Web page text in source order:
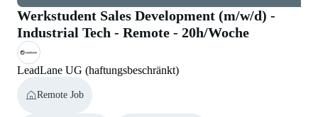
Werkstudent Sales Development (m/w/d) -
Industrial Tech - Remote - 20h/Woche
LeadLane UG (haftungsbeschränkt)
Remote Job